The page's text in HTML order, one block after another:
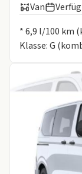
Van
* 6,9 l/100 km
Klasse: G